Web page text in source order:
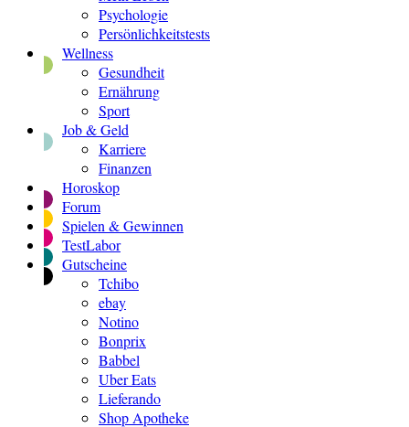
Psychologie
Persönlichkeitstests
Wellness
Gesundheit
Ernährung
Sport
Job & Geld
Karriere
Finanzen
Horoskop
Forum
Spielen & Gewinnen
TestLabor
Gutscheine
Tchibo
ebay
Notino
Bonprix
Babbel
Uber Eats
Lieferando
Shop Apotheke